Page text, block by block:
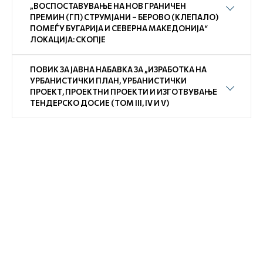
„ВОСПОСТАВУВАЊЕ НА НОВ ГРАНИЧЕН
ПРЕМИН (ГП) СТРУМЈАНИ – БЕРОВО (КЛЕПАЛО)
ПОМЕЃУ БУГАРИЈА И СЕВЕРНА МАКЕДОНИЈА“
ЛОКАЦИЈА: СКОПЈЕ
ПОВИК ЗА ЈАВНА НАБАВКА ЗА „ИЗРАБОТКА НА
УРБАНИСТИЧКИ ПЛАН, УРБАНИСТИЧКИ
ПРОЕКТ, ПРОЕКТНИ ПРОЕКТИ И ИЗГОТВУВАЊЕ
ТЕНДЕРСКО ДОСИЕ (ТОМ III, IV И V)